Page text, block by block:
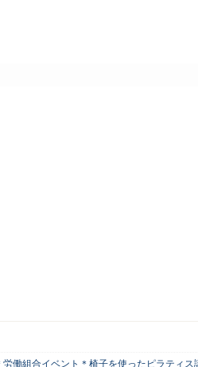
労働組合イベント＊椅子を使ったピラティス